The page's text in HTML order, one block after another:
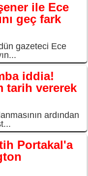
ile Ece
geç fark
gazeteci Ece
iddia!
tarih vererek
ardından
Portakal'a